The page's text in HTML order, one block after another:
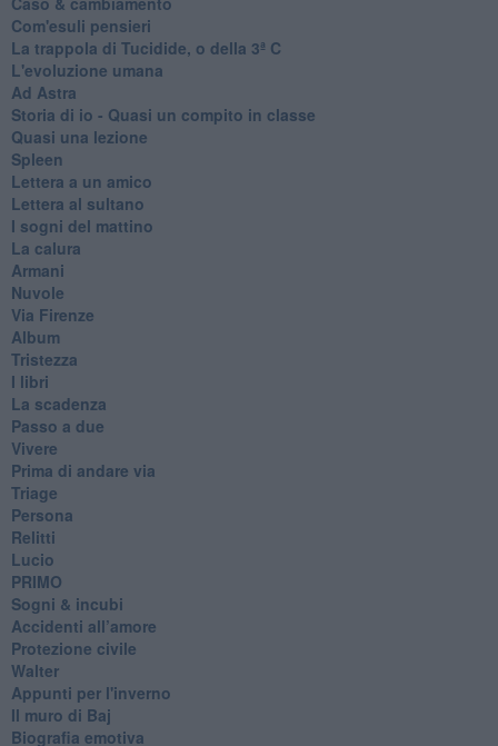
Com'esuli pensieri
La trappola di Tucidide, o della 3ª C
L'evoluzione umana
Ad Astra
Storia di io - Quasi un compito in classe
Quasi una lezione
Spleen
Lettera a un amico
Lettera al sultano
I sogni del mattino
La calura
Armani
Nuvole
Via Firenze
Album
Tristezza
I libri
La scadenza
Passo a due
Vivere
Prima di andare via
Triage
Persona
Relitti
Lucio
PRIMO
Sogni & incubi
Accidenti all’amore
Protezione civile
Walter
Appunti per l'inverno
Il muro di Baj
Biografia emotiva